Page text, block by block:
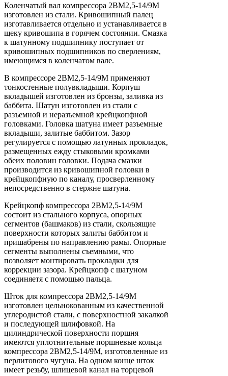
Коленчатый вал компрессора 2ВМ2,5-14/9М
изготовлен из стали. Кривошипный палец
изготавливается отдельно и устанавливается в
щеку кривошипа в горячем состоянии. Смазка
к шатунному подшипнику поступает от
кривошипных подшипников по сверлениям,
имеющимся в коленчатом вале.
В компрессоре 2ВМ2,5-14/9М применяют
тонкостенные полувкладыши. Корпуш
вкладышей изготовлен из бронзы, заливка из
баббита. Шатун изготовлен из стали с
разъемной и неразъемной крейцкопфной
головками. Головка шатуна имеет разъемные
вкладыши, залитые баббитом. Зазор
регулируется с помощью латунных прокладок,
размещенных ежду стыковыми кромками
обеих половин головки. Подача смазки
производится из кривошипной головки в
крейцкопфную по каналу, просверленному
непосредственно в стержне шатуна.
Крейцкопф компрессора 2ВМ2,5-14/9М
состоит из стального корпуса, опорных
сегментов (башмаков) из стали, скользящие
поверхности которых залиты баббитом и
пришабрены по направлению рамы. Опорные
сегменты выполнены съемными, что
позволяет монтировать прокладки для
коррекции зазора. Крейцкопф с шатуном
соединяетя с помощью пальца.
Шток для компрессора 2ВМ2,5-14/9М
изготовлен цельнокованным из качественной
углеродистой стали, с поверхностной закалкой
и последующей шлифовкой. На
цилиндрической поверхности поршня
имеются уплотнительные поршневые кольца
компрессора 2ВМ2,5-14/9М, изготовленные из
перлитового чугуна. На одном конце шток
имеет резьбу, шлицевой канал на торцевой